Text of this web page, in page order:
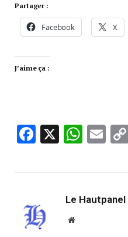
Partager :
Facebook X
J’aime ça :
Facebook
X
Le Hautpanel
Website